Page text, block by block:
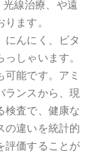
線治療、や遠
ます。
にんにく、ビタ
しゃいます。
能です。アミ
ランスから、現
検査で、健康な
の違いを統計的
評価することが